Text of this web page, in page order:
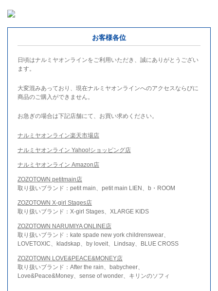
お客様各位
日頃はナルミヤオンラインをご利用いただき、誠にありがとうござい
ます。
大変混みあっており、現在ナルミヤオンラインへのアクセスならびに
商品のご購入ができません。
お急ぎの場合は下記店舗にて、お買い求めください。
ナルミヤオンライン楽天市場店
ナルミヤオンライン Yahoo!ショッピング店
ナルミヤオンライン Amazon店
ZOZOTOWN petitmain店
取り扱いブランド：petit main、petit main LIEN、b・ROOM
ZOZOTOWN X-girl Stages店
取り扱いブランド：X-girl Stages、XLARGE KIDS
ZOZOTOWN NARUMIYA ONLINE店
取り扱いブランド：kate spade new york childrenswear、
LOVETOXIC、kladskap、by loveit、Lindsay、BLUE CROSS
ZOZOTOWN LOVE&PEACE&MONEY店
取り扱いブランド：After the rain、babycheer、
Love&Peace&Money、sense of wonder、キリンのソフィ